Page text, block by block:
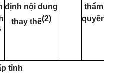
định nội dung
thay thế(2)
thẩm
quyền
tỉnh